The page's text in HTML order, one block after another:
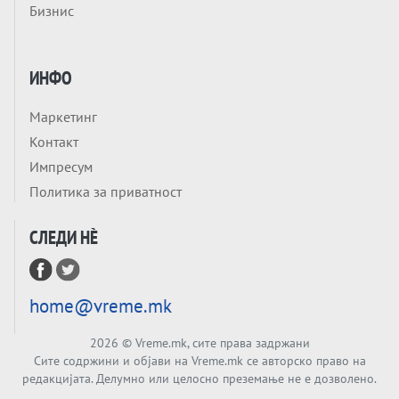
со отпор, а Европа гледа почеток на
Брисел ги менува правилата за
проширување: НОВИ ЗАШТИТНИ
МЕХАНИЗМИ ЗА ИДНИТЕ ЧЛЕНКИ НА ЕУ
Вечер Анализа
Бизнис
ИНФО
Маркетинг
Контакт
Импресум
Политика за приватност
СЛЕДИ НÈ
home@vreme.mk
2026 © Vreme.mk, сите права задржани
Сите содржини и објави на Vreme.mk се авторско право на
редакцијата. Делумно или целосно преземање не е дозволено.